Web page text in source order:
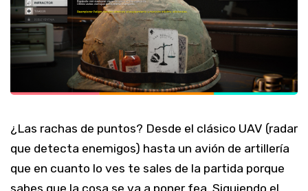
¿Las rachas de puntos? Desde el clásico UAV (radar
que detecta enemigos) hasta un avión de artillería
que en cuanto lo ves te sales de la partida porque
sabes que la cosa se va a poner fea. Siguiendo el